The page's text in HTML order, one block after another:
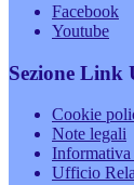
Facebook
Youtube
Sezione Link
Cookie
Note legali
Ufficio